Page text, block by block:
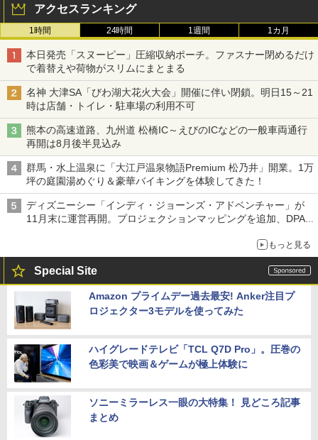
アクセスランキング
1時間 24時間 1週間 1カ月
本日発売「スヌーピー」圧縮収納ポーチ。ファスナー閉めるだけ
で着替えや荷物がスリムにまとまる
名神 大津SA「びわ湖大花火大会」開催に伴い閉鎖。明日15～21
時は店舗・トイレ・駐車場の利用不可
熊本の高速道路、九州道 松橋IC～えびのICなどの一般車両通行
再開は8月後半見込み
群馬・水上温泉に「大江戸温泉物語Premium 松乃井」開業。1万
坪の庭園湯めぐり＆豪華バイキングを体験してきた！
ディズニーシー「インディ・ジョーンズ・アドベンチャー」が
11月末に運営再開。プロジェクションマッピングを追加、DPA
もっと見る
Special Site
Amazon プライムデー過去最安! Anker注目プ
ロジェクター3モデルを使ってみた
ハイグレードテレビ「TCL Q7D Pro」。圧巻の
色彩美で映画＆ゲームが極上体験に
ソニーミラーレス一眼の大特集！ 見どころ記事
まとめ